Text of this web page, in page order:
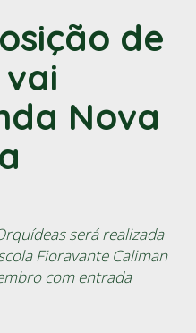
de
Nova
será realizada
Fioravante Caliman
com entrada